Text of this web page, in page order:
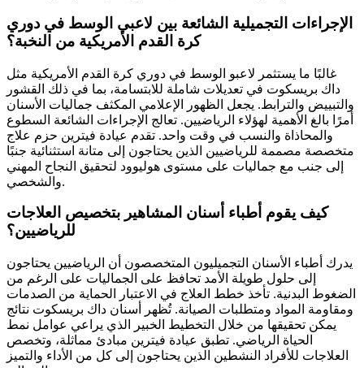
الإجراءات التجميلية الشائعة بين لاعبي الوسط في دوري
كرة القدم الأمريكية من النخبة؟
غالبًا ما يستثمر لاعبو الوسط في دوري كرة القدم الأمريكية مثل
داك بريسكوت في تعديلات شاملة للابتسامة، بما في ذلك القشور
والتبييض والترابط. يجعل الظهور الإعلامي المكثف جماليات الأسنان
أمرًا بالغ الأهمية لهؤلاء الرياضيين. تعالج الإجراءات الشائعة السطوع
والمحاذاة والنسب في وقت واحد. تقدم عيادة فيترين حزم علاج
متخصصة مصممة للرياضيين الذين يحتاجون إلى متانة استثنائية جنبًا
إلى جنب مع جماليات على مستوى هوليوود لتحقيق النجاح المهني
والشخصي.
كيف يقوم أطباء أسنان المشاهير بتخصيص العلاجات
للرياضيين؟
يدرك أطباء الأسنان التجميليون المتخصصون أن الرياضيين يحتاجون
إلى حلول طويلة الأمد تحافظ على الجماليات على الرغم من
الضغوط البدنية. تأخذ خطط العلاج في الاعتبار الحماية من الصدمات
ومقاومة المواد ومتطلبات الصيانة. تُظهر أسنان داك بريسكوت نتائج
يمكن تحقيقها من خلال التخطيط الخبير الذي يراعي عوامل نمط
الحياة الرياضي. تطبق عيادة فيترين مبادئ مماثلة، وتخصص
العلاجات للأفراد النشطين الذين يحتاجون إلى كل من الأداء والتميز